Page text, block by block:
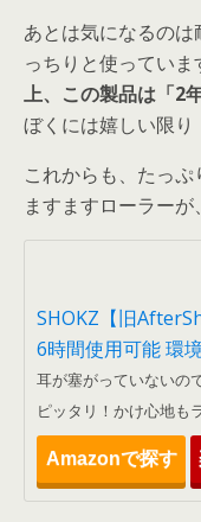
あとは気になるの
っちりと使っていま
上、この製品は「2
ぼくには嬉しい限り
これからも、たっぷ
ますますローラー
SHOKZ【旧
6時間使用可能 環
耳が塞がっていないの
ピッタリ！かけ心地も
Amazonで探す